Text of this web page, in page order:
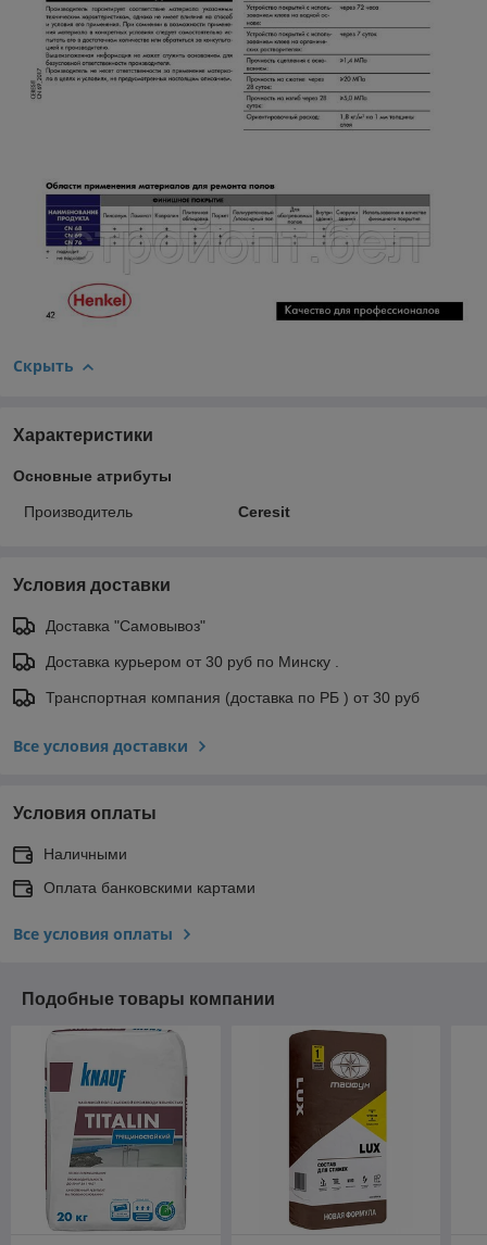
Скрыть
Характеристики
Основные атрибуты
Производитель Ceresit
Условия доставки
Доставка "Самовывоз"
Доставка курьером от 30 руб по Минску .
Транспортная компания (доставка по РБ ) от 30 руб
Все условия доставки
Условия оплаты
Наличными
Оплата банковскими картами
Все условия оплаты
Подобные товары компании